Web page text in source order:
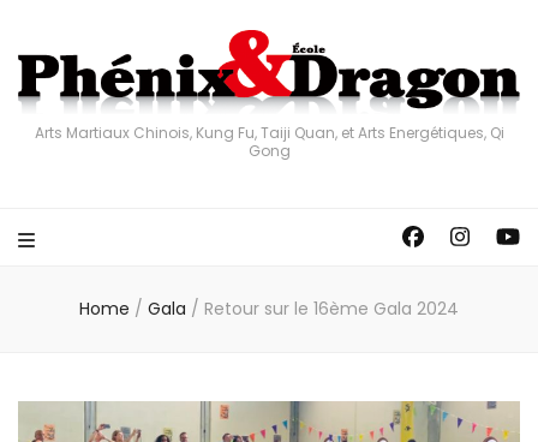
Arts Martiaux Chinois, Kung Fu, Taiji Quan, et Arts Energétiques, Qi
Gong
Home / Gala / Retour sur le 16ème Gala 2024